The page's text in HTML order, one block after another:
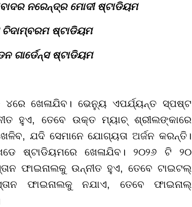
ନରେନ୍ଦ୍ର ମୋଦୀ ଷ୍ଟାଡିୟମ
ଚିଦାମ୍ବରମ ଷ୍ଟାଡିୟମ
ଗାର୍ଡେନ୍ସ ଷ୍ଟାଡିୟମ
ଖେଳାଯିବ। ଭେନ୍ୟୁ ଏପର୍ଯ୍ୟନ୍ତ ସ୍ପଷ୍ଟ
ହୁଏ, ତେବେ ଉକ୍ତ ମ୍ୟାଚ୍ ଶ୍ରୀଲଙ୍କାରେ
ଯଦି ସେମାନେ ଯୋଗ୍ୟତା ଅର୍ଜନ କରନ୍ତି।
ଷ୍ଟାଡିୟମରେ ଖେଳାଯିବ। ୨୦୨୬ ଟି ୨୦
ଫାଇନାଲକୁ ଉନ୍ନୀତ ହୁଏ, ତେବେ ଟାଇଟଲ୍
ଫାଇନାଲକୁ ନଯାଏ, ତେବେ ଫାଇନାଲ୍